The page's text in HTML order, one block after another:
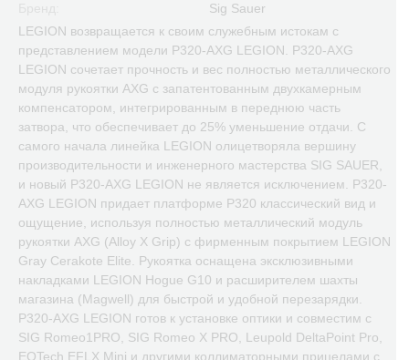
Sig Sauer
LEGION возвращается к своим служебным истокам с
представлением модели P320-AXG LEGION. P320-AXG
LEGION сочетает прочность и вес полностью металлического
модуля рукоятки AXG с запатентованным двухкамерным
компенсатором, интегрированным в переднюю часть
затвора, что обеспечивает до 25% уменьшение отдачи. С
самого начала линейка LEGION олицетворяла вершину
производительности и инженерного мастерства SIG SAUER,
и новый P320-AXG LEGION не является исключением. P320-
AXG LEGION придает платформе P320 классический вид и
ощущение, используя полностью металлический модуль
рукоятки AXG (Alloy X Grip) с фирменным покрытием LEGION
Gray Cerakote Elite. Рукоятка оснащена эксклюзивными
накладками LEGION Hogue G10 и расширителем шахты
магазина (Magwell) для быстрой и удобной перезарядки.
P320-AXG LEGION готов к установке оптики и совместим с
SIG Romeo1PRO, SIG Romeo X PRO, Leupold DeltaPoint Pro,
EOTech EFLX Mini и другими коллиматорными прицелами с